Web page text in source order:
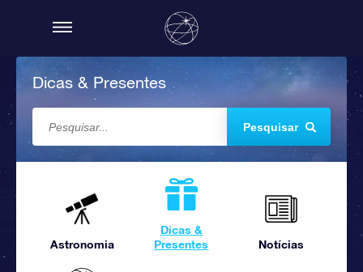
Dicas & Presentes
Pesquisar
Astronomia
Dicas &
Presentes
Notícias